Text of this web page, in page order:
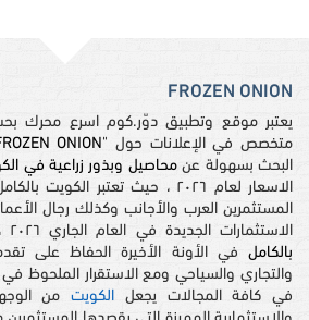
FROZEN ONION
يعتبر موقع وتطبيق دوّر.كوم اسرع محرك
متخصص في الإعلانات حول "ONION
البحث بسهولة عنمحاصيل وبذور زراعية في
الاسعار لعام ٢٠٢٦ ، حيث تعتبر
المستثمرين العرب والأجانب وكذلك رجال
الاستثمارات الجديدة في العام الجاري ٢٠٢٦ ، حيث استطاعت
بالكامل في الأونة الأخيرة الحفاظ على
والتجاري والسياحي ومع الاستقرار الملحوظ
في كافة المجالات يجعل الكويت من